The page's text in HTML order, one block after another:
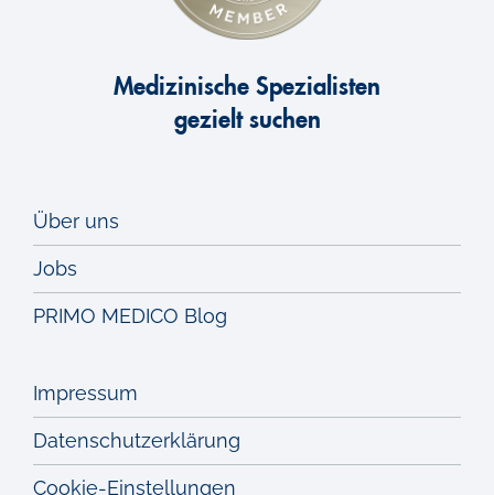
Medizinische Spezialisten
gezielt suchen
Über uns
Jobs
PRIMO MEDICO Blog
Impressum
Datenschutzerklärung
Cookie-Einstellungen